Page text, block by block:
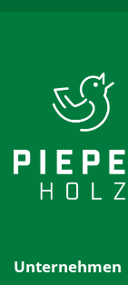
Unternehmen